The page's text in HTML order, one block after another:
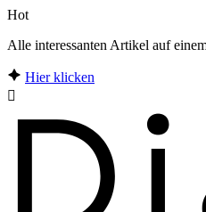
Hot
Alle interessanten Artikel auf
Hier klicken